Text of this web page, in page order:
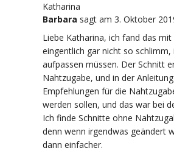
Katharina
Barbara sagt am 3. Oktober
Liebe Katharina, ich fand das
eingentlich gar nicht so
aufpassen müssen. Der Schnitt
Nahtzugabe, und in der
Empfehlungen für die
werden sollen, und das war bei
Ich finde Schnitte ohne
denn wenn irgendwas geändert
dann einfacher.